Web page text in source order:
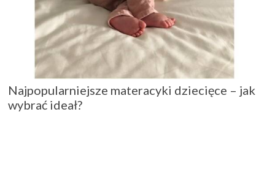
Najpopularniejsze materacyki dziecięce – jak
wybrać ideał?